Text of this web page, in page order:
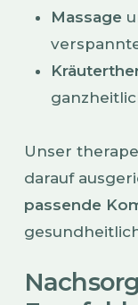
Massage
Unser
darauf
passende